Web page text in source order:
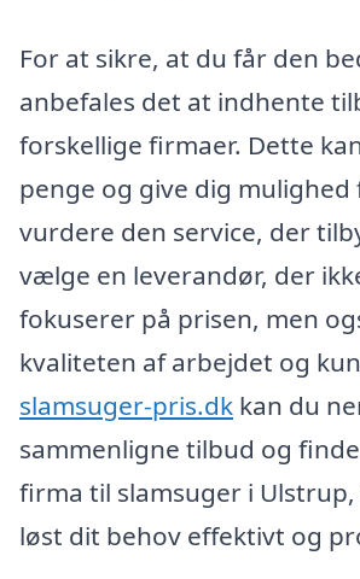
For at sikre, at du får den
anbefales det at indhente
forskellige firmaer. Dette
penge og give dig mulighed
vurdere den service, der
vælge en leverandør, der
fokuserer på prisen, men
kvaliteten af arbejdet og
slamsuger-pris.dk kan du
sammenligne tilbud og
firma til slamsuger i Ulstrup,
løst dit behov effektivt og